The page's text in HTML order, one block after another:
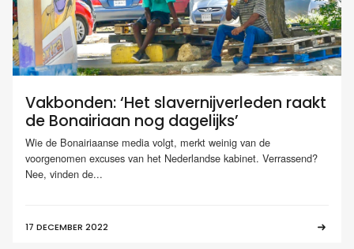
Vakbonden: ‘Het slavernijverleden raakt
de Bonairiaan nog dagelijks’
Wie de Bonairiaanse media volgt, merkt weinig van de
voorgenomen excuses van het Nederlandse kabinet. Verrassend?
Nee, vinden de...
17 DECEMBER 2022